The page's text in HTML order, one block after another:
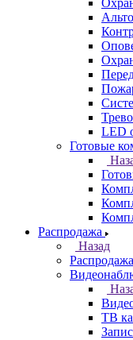
LED
Готовые
Распродажа
Назад
Распродажа
ТВ